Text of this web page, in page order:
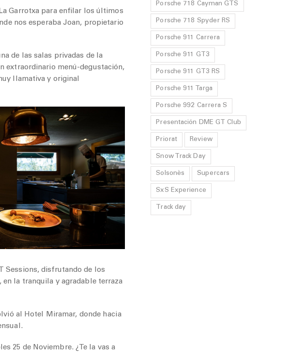
Garrotxa para enfilar los últimos
nos esperaba Joan, propietario
de las salas privadas de la
extraordinario menú-degustación,
llamativa y original
Sessions, disfrutando de los
la tranquila y agradable terraza
al Hotel Miramar, donde hacia
25 de Noviembre. ¿Te la vas a
Porsche 718 Cayman GTS
Porsche 718 Spyder RS
Porsche 911 Carrera
Porsche 911 GT3
Porsche 911 GT3 RS
Porsche 911 Targa
Porsche 992 Carrera S
Presentación DME GT Club
Priorat Review
Snow Track Day
Solsonès Supercars
SxS Experience
Track day